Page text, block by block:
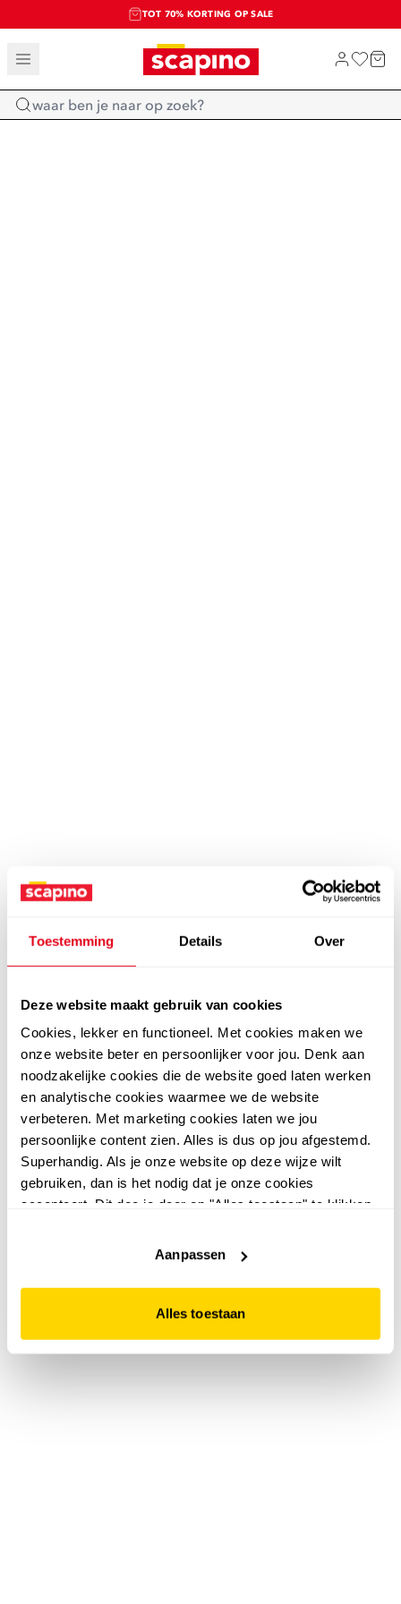
Toestemming Details Over
Deze website maakt gebruik van cookies
Cookies, lekker en functioneel. Met cookies maken we
onze website beter en persoonlijker voor jou. Denk aan
noodzakelijke cookies die de website goed laten werken
en analytische cookies waarmee we de website
verbeteren. Met marketing cookies laten we jou
persoonlijke content zien. Alles is dus op jou afgestemd.
Superhandig. Als je onze website op deze wijze wilt
gebruiken, dan is het nodig dat je onze cookies
accepteert. Dit doe je door op "Alles toestaan" te klikken.
website niet optimaal functioneert.
Aanpassen
Alles toestaan
TOT 70% KORTING OP SALE
SALE: LAATSTE KANS!
SHOP NIEUW
Home